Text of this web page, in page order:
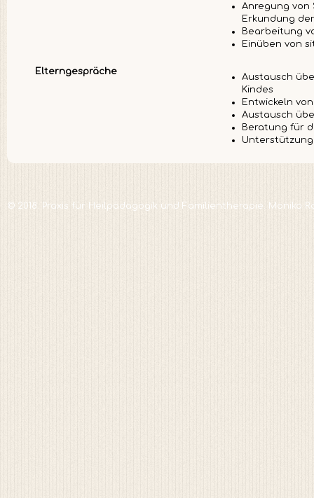
Anregung von
Erkundung
Bearbeitung
Einüben von
Elterngespräche
Austausch
Kindes
Entwickeln
Austausch
Beratung für
© 2018. Praxis für Heilpädagogik und Familientherapie. Monika